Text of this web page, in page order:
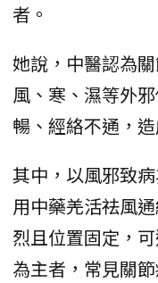
者。
她說，中醫認為
風、寒、濕等外
暢、經絡不通，
其中，以風邪致
用中藥羌活祛風
烈且位置固定，
為主者，常見關